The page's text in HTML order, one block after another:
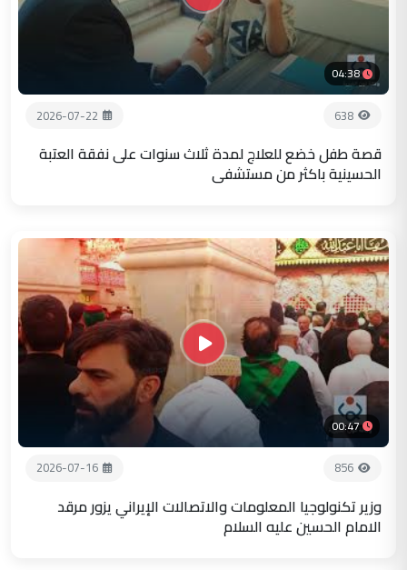
04:38
638
2026-07-22
قصة طفل خضع للعلاج لمدة ثلاث سنوات على نفقة العتبة
الحسينية باكثر من مستشفى
00:47
856
2026-07-16
وزير تكنولوجيا المعلومات والاتصالات الإيراني يزور مرقد
الامام الحسين عليه السلام